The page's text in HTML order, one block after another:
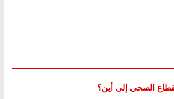
الصحي إلى أين؟